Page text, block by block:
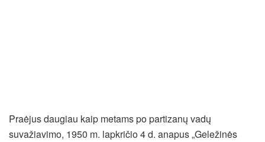
Praėjus daugiau kaip metams po partizanų vadų
suvažiavimo, 1950 m. lapkričio 4 d. anapus „Geležinės